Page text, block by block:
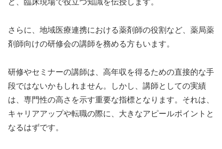
さらに、地域医療連携における薬剤師の役割など、薬局薬
剤師向けの研修会の講師を務める方もいます。
研修やセミナーの講師は、高年収を得るための直接的な手
段ではないかもしれません。しかし、講師としての実績
は、専門性の高さを示す重要な指標となります。それは、
キャリアアップや転職の際に、大きなアピールポイントと
なるはずです。